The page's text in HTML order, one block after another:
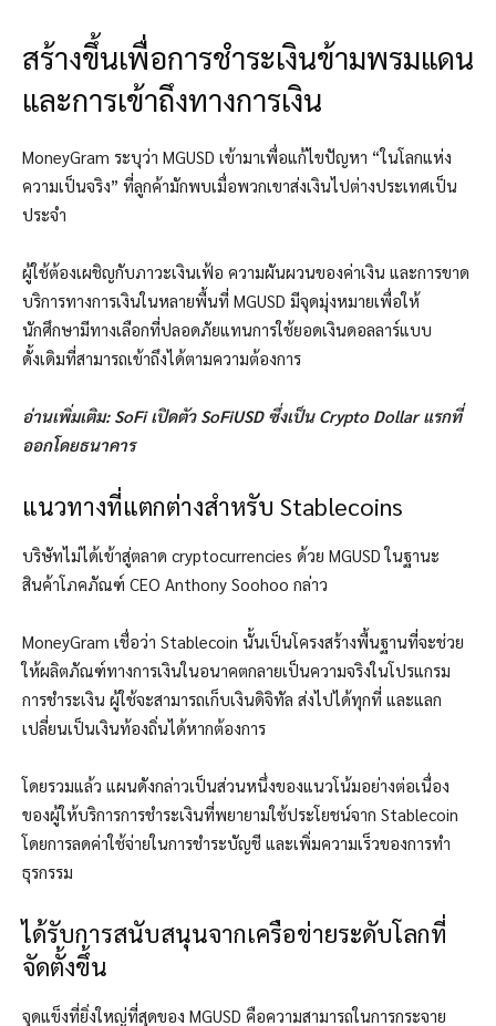
สร้างขึ้นเพื่อการชำระเงินข้ามพรมแดน
และการเข้าถึงทางการเงิน
MoneyGram ระบุว่า MGUSD เข้ามาเพื่อแก้ไขปัญหา “ในโลกแห่ง
ความเป็นจริง” ที่ลูกค้ามักพบเมื่อพวกเขาส่งเงินไปต่างประเทศเป็น
ประจำ
ผู้ใช้ต้องเผชิญกับภาวะเงินเฟ้อ ความผันผวนของค่าเงิน และการขาด
บริการทางการเงินในหลายพื้นที่ MGUSD มีจุดมุ่งหมายเพื่อให้
นักศึกษามีทางเลือกที่ปลอดภัยแทนการใช้ยอดเงินดอลลาร์แบบ
ดั้งเดิมที่สามารถเข้าถึงได้ตามความต้องการ
อ่านเพิ่มเติม: SoFi เปิดตัว SoFiUSD ซึ่งเป็น Crypto Dollar แรกที่
ออกโดยธนาคาร
แนวทางที่แตกต่างสำหรับ Stablecoins
บริษัทไม่ได้เข้าสู่ตลาด cryptocurrencies ด้วย MGUSD ในฐานะ
สินค้าโภคภัณฑ์ CEO Anthony Soohoo กล่าว
MoneyGram เชื่อว่า Stablecoin นั้นเป็นโครงสร้างพื้นฐานที่จะช่วย
ให้ผลิตภัณฑ์ทางการเงินในอนาคตกลายเป็นความจริงในโปรแกรม
การชำระเงิน ผู้ใช้จะสามารถเก็บเงินดิจิทัล ส่งไปได้ทุกที่ และแลก
เปลี่ยนเป็นเงินท้องถิ่นได้หากต้องการ
โดยรวมแล้ว แผนดังกล่าวเป็นส่วนหนึ่งของแนวโน้มอย่างต่อเนื่อง
ของผู้ให้บริการการชำระเงินที่พยายามใช้ประโยชน์จาก Stablecoin
โดยการลดค่าใช้จ่ายในการชำระบัญชี และเพิ่มความเร็วของการทำ
ธุรกรรม
ได้รับการสนับสนุนจากเครือข่ายระดับโลกที่
จัดตั้งขึ้น
จุดแข็งที่ยิ่งใหญ่ที่สุดของ MGUSD คือความสามารถในการกระจาย